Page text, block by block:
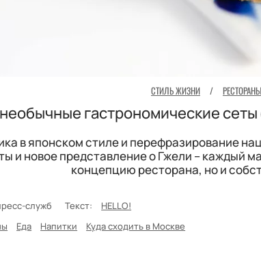
СТИЛЬ ЖИЗНИ / РЕСТОРАНЫ
гастрономические
в японском стиле и перефразирование
и новое представление о Гжели – каждый
концепцию ресторана, но и
служб Текст: HELLO!
Еда Напитки Куда сходить в Москве